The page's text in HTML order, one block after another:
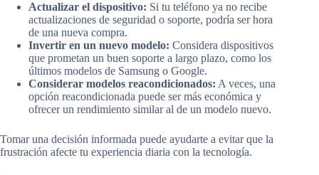
Actualizar el dispositivo: Si tu teléfono ya no recibe
actualizaciones de seguridad o soporte, podría ser hora
de una nueva compra.
Invertir en un nuevo modelo: Considera dispositivos
que prometan un buen soporte a largo plazo, como los
últimos modelos de Samsung o Google.
Considerar modelos reacondicionados: A veces, una
opción reacondicionada puede ser más económica y
ofrecer un rendimiento similar al de un modelo nuevo.
Tomar una decisión informada puede ayudarte a evitar que la
frustración afecte tu experiencia diaria con la tecnología.